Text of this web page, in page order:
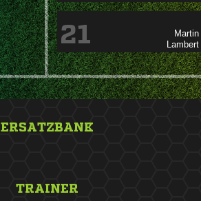


21
ERSATZBANK
TRAINER